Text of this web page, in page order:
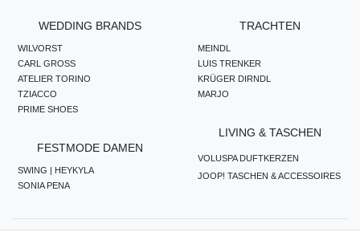
WEDDING BRANDS
WILVORST
CARL GROSS
ATELIER TORINO
TZIACCO
PRIME SHOES
FESTMODE DAMEN
SWING | HEYKYLA
SONIA PENA
TRACHTEN
MEINDL
LUIS TRENKER
KRÜGER DIRNDL
MARJO
LIVING & TASCHEN
VOLUSPA DUFTKERZEN
JOOP! TASCHEN & ACCESSOIRES